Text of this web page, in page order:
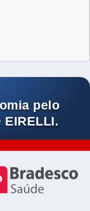
pelo
EIRELLI.